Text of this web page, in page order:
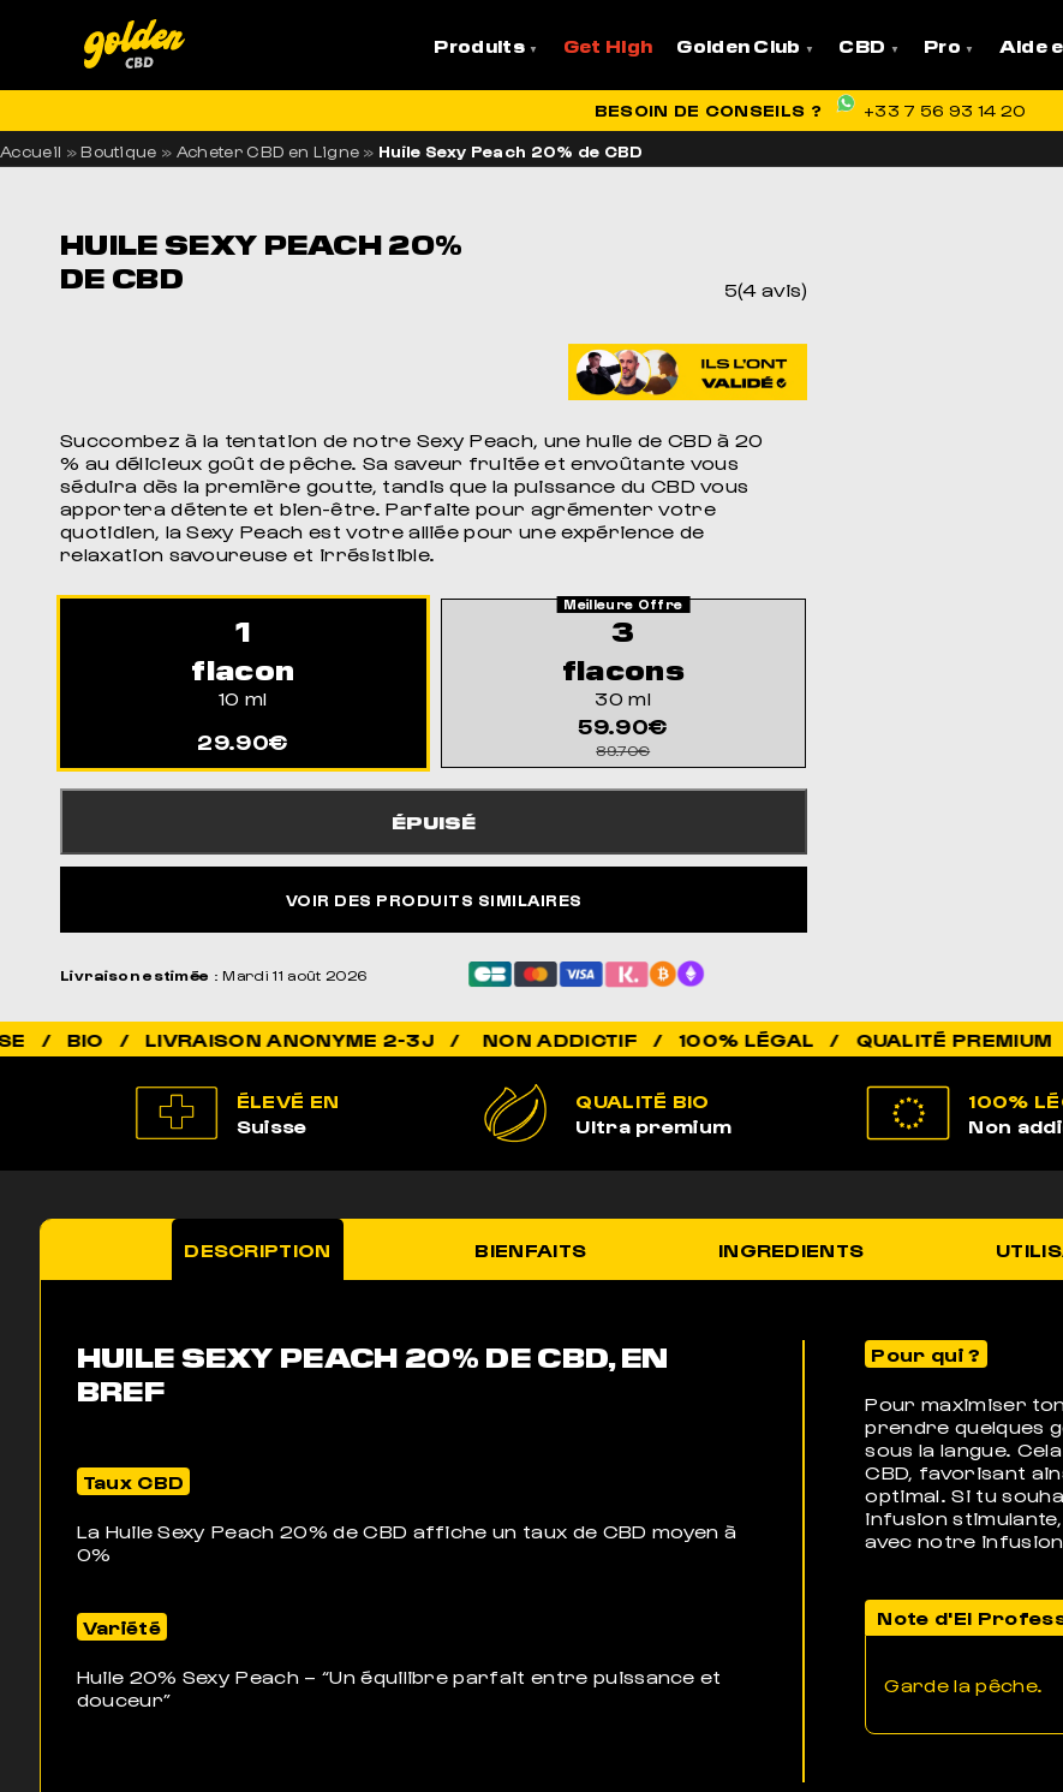
Produits Get High Golden Club CBD Pro Aide
LIVRAISON OFFERTE EN FRANCE
BESOIN DE CONSEILS ? +33 7 56 93 14 20
Accueil »Boutique » Acheter CBD en Ligne » Huile Sexy Peach 20% de CBD
HUILE SEXY PEACH 20%
DE CBD
5(4 avis)
Succombez à la tentation de notre Sexy Peach, une huile de CBD à 20
% au délicieux goût de pêche. Sa saveur fruitée et envoûtante vous
séduira dès la première goutte, tandis que la puissance du CBD vous
apportera détente et bien-être. Parfaite pour agrémenter votre
quotidien, la Sexy Peach est votre alliée pour une expérience de
relaxation savoureuse et irrésistible.
1
flacon
10 ml
29.90€
3
flacons
30 ml
59.90€
89.70€
ÉPUISÉ
VOIR DES PRODUITS SIMILAIRES
Livraison estimée : Mardi 11 août 2026
NON ADDICTIF / 100% LÉGAL / QUALITÉ PREMIUM /
ÉLEVÉ EN
Suisse
QUALITÉ BIO
Ultra premium
100%
Non
DESCRIPTION BIENFAITS INGREDIENTS
HUILE SEXY PEACH 20% DE CBD, EN
BREF
Taux CBD
La Huile Sexy Peach 20% de CBD affiche un taux de CBD moyen à
0%
Variété
Huile 20% Sexy Peach – “Un équilibre parfait entre puissance et
douceur”
Pour qui ?
Pour maximiser
prendre quelques
sous la langue.
CBD, favorisant
optimal. Si tu
infusion
avec notre infusion
Note d'El
Garde la pêche.